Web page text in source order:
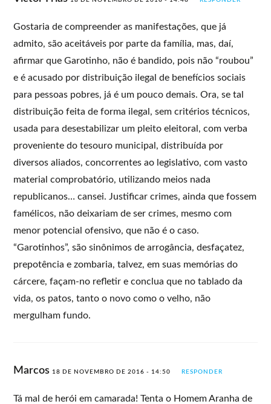
Gostaria de compreender as manifestações, que já
admito, são aceitáveis por parte da família, mas, daí,
afirmar que Garotinho, não é bandido, pois não “roubou”
e é acusado por distribuição ilegal de benefícios sociais
para pessoas pobres, já é um pouco demais. Ora, se tal
distribuição feita de forma ilegal, sem critérios técnicos,
usada para desestabilizar um pleito eleitoral, com verba
proveniente do tesouro municipal, distribuída por
diversos aliados, concorrentes ao legislativo, com vasto
material comprobatório, utilizando meios nada
republicanos… cansei. Justificar crimes, ainda que fossem
famélicos, não deixariam de ser crimes, mesmo com
menor potencial ofensivo, que não é o caso.
“Garotinhos”, são sinônimos de arrogância, desfaçatez,
prepotência e zombaria, talvez, em suas memórias do
cárcere, façam-no refletir e conclua que no tablado da
vida, os patos, tanto o novo como o velho, não
mergulham fundo.
Marcos 18 DE NOVEMBRO DE 2016 - 14:50 RESPONDER
Tá mal de herói em camarada! Tenta o Homem Aranha de